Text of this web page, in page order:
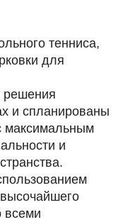
тенниса,
для
решения
и спланированы
максимальным
и
всеми